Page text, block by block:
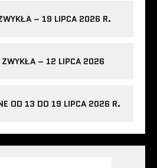
– 19 LIPCA 2026 R.
ZWYKŁA – 12 LIPCA 2026
OD 13 DO 19 LIPCA 2026 R.